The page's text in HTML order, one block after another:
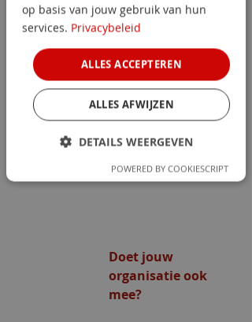
Doet jouw
organisatie ook
mee?
op basis van jouw gebruik van hun
services. Privacybeleid
ALLES ACCEPTEREN
ALLES AFWIJZEN
DETAILS WEERGEVEN
POWERED BY COOKIESCRIPT